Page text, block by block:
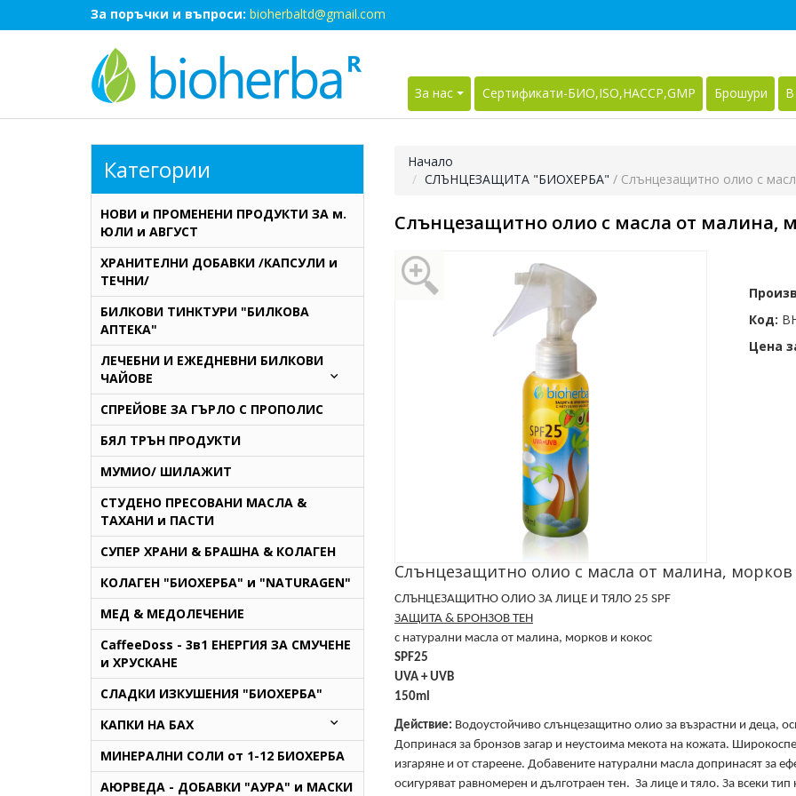
За поръчки и въпроси: bioherbaltd@gmail.com
За нас Сертификати-БИО,ISO,HACCP,GMP Брошури
Начало
СЛЪНЦЕЗАЩИТА "БИОХЕРБА" / Слънцезащитно олио с
Слънцезащитно олио с масла от малина,
Код:
Цена
Слънцезащитно олио с масла от малина, морков
СЛЪНЦЕЗАЩИТНО ОЛИО ЗА ЛИЦЕ И ТЯЛО 25 SPF
ЗАЩИТА & БРОНЗОВ ТЕН
с натурални масла от малина, морков и кокос
SPF25
UVA + UVB
150ml
Действие: Водоустойчивo слънцезащитно олио за възрастни и деца,
Допринася за бронзов загар и неустоима мекота на кожата.
изгаряне и от стареене. Добавените натурални масла допринасят за
осигуряват равномерен и дълготраен тен. За лице и тяло. За всеки тип
Категории
НОВИ и ПРОМЕНЕНИ ПРОДУКТИ ЗА м.
ЮЛИ и АВГУСТ
ХРАНИТЕЛНИ ДОБАВКИ /КАПСУЛИ и
ТЕЧНИ/
БИЛКОВИ ТИНКТУРИ "БИЛКОВА
АПТЕКА"
ЛЕЧЕБНИ И ЕЖЕДНЕВНИ БИЛКОВИ
ЧАЙОВЕ
СПРЕЙОВЕ ЗА ГЪРЛО С ПРОПОЛИС
БЯЛ ТРЪН ПРОДУКТИ
МУМИО/ ШИЛАЖИТ
СТУДЕНО ПРЕСОВАНИ МАСЛА &
ТАХАНИ и ПАСТИ
СУПЕР ХРАНИ & БРАШНА & КОЛАГЕН
КОЛАГЕН "БИОХЕРБА" и "NATURAGEN"
МЕД & МЕДОЛЕЧЕНИЕ
CaffeeDoss - 3в1 ЕНЕРГИЯ ЗА СМУЧЕНЕ
и ХРУСКАНЕ
СЛАДКИ ИЗКУШЕНИЯ "БИОХЕРБА"
КАПКИ НА БАХ
МИНЕРАЛНИ СОЛИ от 1-12 БИОХЕРБА
AЮРВЕДА - ДОБАВКИ "АУРА" и МАСКИ